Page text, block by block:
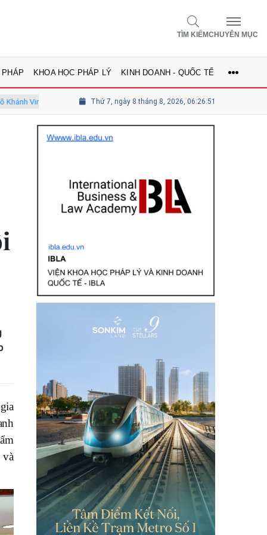
TÌM KIẾMCHUYÊN MỤC
KHOA HỌC PHÁP LÝ KINH DOANH - QUỐC TẾ
Hội đồng Tổng biên tập Lê Thị Mai Phương - Ủy viên thường
Thứ 7, ngày 8 tháng 8, 2026, 06:26:53